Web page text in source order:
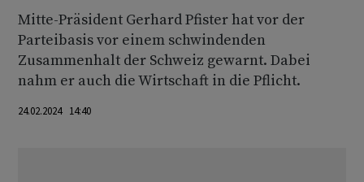
Mitte-Präsident Gerhard Pfister hat vor der
Parteibasis vor einem schwindenden
Zusammenhalt der Schweiz gewarnt. Dabei
nahm er auch die Wirtschaft in die Pflicht.
24.02.2024 14:40